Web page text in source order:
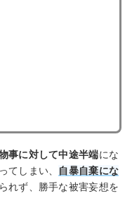
事に対して中途半端にな
てしまい、 自暴自棄にな
れず、勝手な被害妄想を